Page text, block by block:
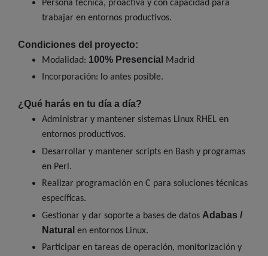
Persona técnica, proactiva y con capacidad para
trabajar en entornos productivos.
Condiciones del proyecto:
Modalidad: 100% Presencial
Madrid
Incorporación: lo antes posible.
¿Qué harás en tu día a día?
Administrar y mantener sistemas Linux RHEL en
entornos productivos.
Desarrollar y mantener scripts en Bash y programas
en Perl.
Realizar programación en C para soluciones técnicas
específicas.
Gestionar y dar soporte a bases de datos Adabas /
Natural en entornos Linux.
Participar en tareas de operación, monitorización y